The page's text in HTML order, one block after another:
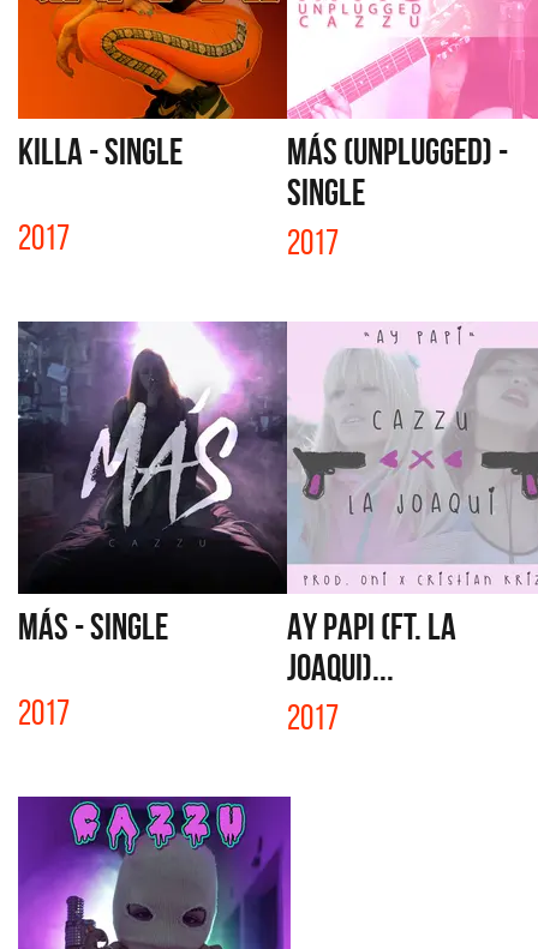
KILLA - SINGLE
2017
MÁS (UNPLUGGED) -
SINGLE
2017
MÁS - SINGLE
2017
AY PAPI (FT. LA
JOAQUI)...
2017